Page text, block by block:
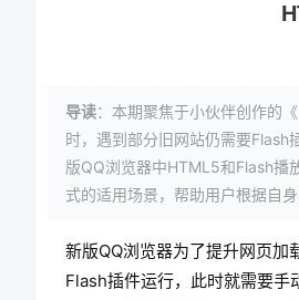
导读：本期聚焦于小伙伴创作的
时，遇到部分旧网站仍需要Flash
版QQ浏览器中HTML5和Flash播
式的适用场景，帮助用户根据自
新版QQ浏览器为了提升网页
Flash插件运行，此时就需要手